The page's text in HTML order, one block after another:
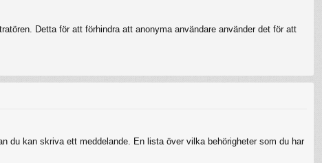
Detta för att förhindra att anonyma användare använder det för att
du kan skriva ett meddelande. En lista över vilka behörigheter som du har